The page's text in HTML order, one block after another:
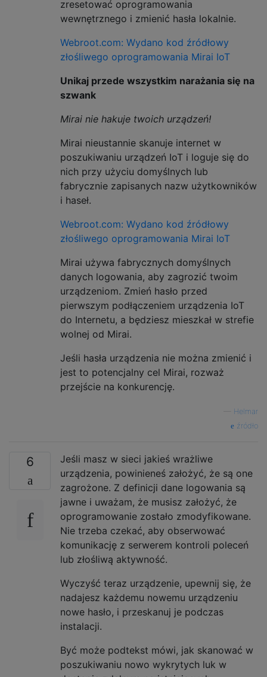
zresetować oprogramowania
wewnętrznego i zmienić hasła lokalnie.
Webroot.com: Wydano kod źródłowy
złośliwego oprogramowania Mirai IoT
Unikaj przede wszystkim narażania się na
szwank
Mirai nie hakuje twoich urządzeń!
Mirai nieustannie skanuje internet w
poszukiwaniu urządzeń IoT i loguje się do
nich przy użyciu domyślnych lub
fabrycznie zapisanych nazw użytkowników
i haseł.
Webroot.com: Wydano kod źródłowy
złośliwego oprogramowania Mirai IoT
Mirai używa fabrycznych domyślnych
danych logowania, aby zagrozić twoim
urządzeniom. Zmień hasło przed
pierwszym podłączeniem urządzenia IoT
do Internetu, a będziesz mieszkał w strefie
wolnej od Mirai.
Jeśli hasła urządzenia nie można zmienić i
jest to potencjalny cel Mirai, rozważ
przejście na konkurencję.
Helmar
źródło
6
Jeśli masz w sieci jakieś wrażliwe
urządzenia, powinieneś założyć, że są one
zagrożone. Z definicji dane logowania są
jawne i uważam, że musisz założyć, że
oprogramowanie zostało zmodyfikowane.
Nie trzeba czekać, aby obserwować
komunikację z serwerem kontroli poleceń
lub złośliwą aktywność.
Wyczyść teraz urządzenie, upewnij się, że
nadajesz każdemu nowemu urządzeniu
nowe hasło, i przeskanuj je podczas
instalacji.
Być może podtekst mówi, jak skanować w
poszukiwaniu nowo wykrytych luk w